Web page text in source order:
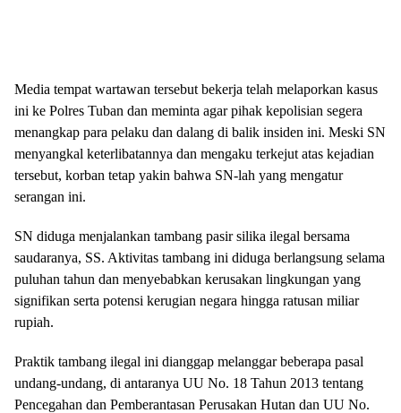
Media tempat wartawan tersebut bekerja telah melaporkan kasus
ini ke Polres Tuban dan meminta agar pihak kepolisian segera
menangkap para pelaku dan dalang di balik insiden ini. Meski SN
menyangkal keterlibatannya dan mengaku terkejut atas kejadian
tersebut, korban tetap yakin bahwa SN-lah yang mengatur
serangan ini.
SN diduga menjalankan tambang pasir silika ilegal bersama
saudaranya, SS. Aktivitas tambang ini diduga berlangsung selama
puluhan tahun dan menyebabkan kerusakan lingkungan yang
signifikan serta potensi kerugian negara hingga ratusan miliar
rupiah.
Praktik tambang ilegal ini dianggap melanggar beberapa pasal
undang-undang, di antaranya UU No. 18 Tahun 2013 tentang
Pencegahan dan Pemberantasan Perusakan Hutan dan UU No.